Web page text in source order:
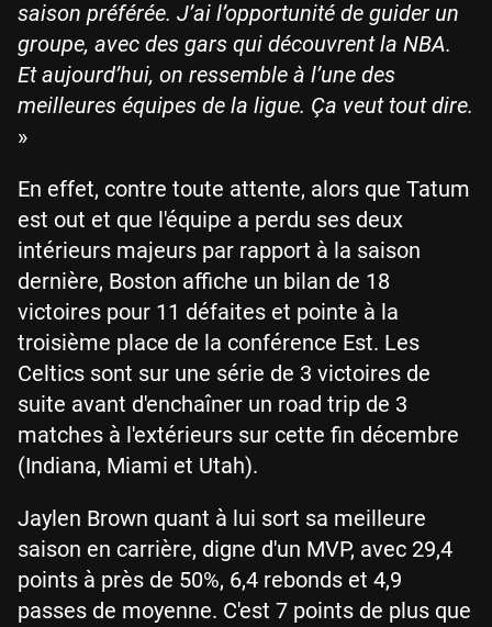
saison préférée. J’ai l’opportunité de guider un
groupe, avec des gars qui découvrent la NBA.
Et aujourd’hui, on ressemble à l’une des
meilleures équipes de la ligue. Ça veut tout dire.
»
En effet, contre toute attente, alors que Tatum
est out et que l'équipe a perdu ses deux
intérieurs majeurs par rapport à la saison
dernière, Boston affiche un bilan de 18
victoires pour 11 défaites et pointe à la
troisième place de la conférence Est. Les
Celtics sont sur une série de 3 victoires de
suite avant d'enchaîner un road trip de 3
matches à l'extérieurs sur cette fin décembre
(Indiana, Miami et Utah).
Jaylen Brown quant à lui sort sa meilleure
saison en carrière, digne d'un MVP, avec 29,4
points à près de 50%, 6,4 rebonds et 4,9
passes de moyenne. C'est 7 points de plus que